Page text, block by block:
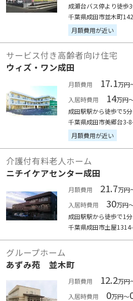
成瀬台バス停より徒歩
千葉県成田市並木町
月額費用が近い
サービス付き高齢者向け住宅
ウィズ・ワン成田
月額費用 17.1万円
入居時費用
14万円
成田駅駅から徒歩で5分
千葉県成田市美郷台3-
月額費用が近い
介護付有料老人ホーム
ニチイケアセンター成田
月額費用 21.7万円
入居時費用
30万円
成田駅駅から徒歩で1分
千葉県成田市土屋
グループホーム
あずみ苑 並木町
月額費用 12.2万円
入居時費用
0万円～